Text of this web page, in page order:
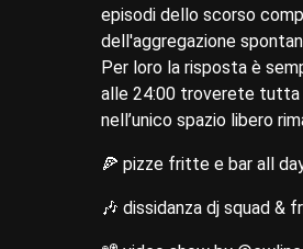
episodi dello scorso
dell'aggregazione
Per loro la risposta è
alle 24:00 troverete tutta
nell’unico spazio libero
🍕 pizze fritte e bar all
🎶 dissidanza dj squad &